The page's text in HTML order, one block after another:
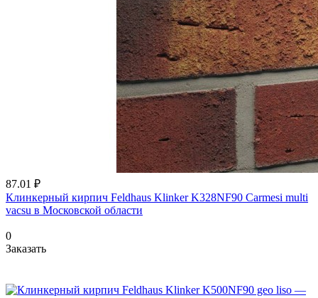
87.01 ₽
Клинкерный кирпич Feldhaus Klinker K328NF90 Carmesi multi
vacsu в Московской области
0
Заказать